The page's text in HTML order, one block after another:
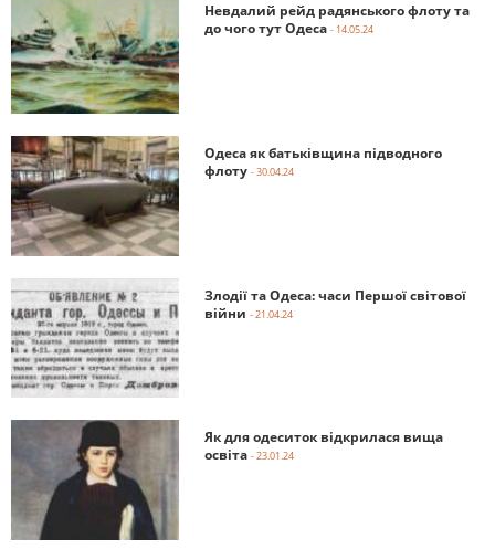
Невдалий рейд радянського флоту та
до чого тут Одеса - 14.05.24
Одеса як батьківщина підводного
флоту - 30.04.24
Злодії та Одеса: часи Першої світової
війни - 21.04.24
Як для одеситок відкрилася вища
освіта - 23.01.24